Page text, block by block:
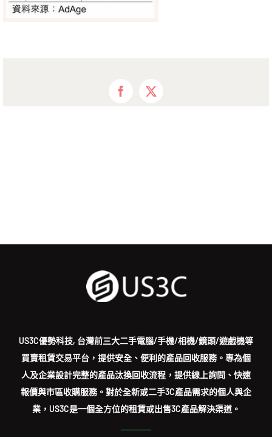
聯絡我們
Facebook
X
US3C優勢科技, 台灣前三大二手電腦/手機/相機/鏡頭/遊戲機等
買賣租賃交易平台，提供安全、便利的產品回收服務。專為個
人及企業設計完整的產品汰換回收流程，提供線上詢問、快速
報價與市區收購服務。對於全新或二手3C產品需求的個人與企
業，US3C是一個全方位的租賃或出售3C產品解決渠道。